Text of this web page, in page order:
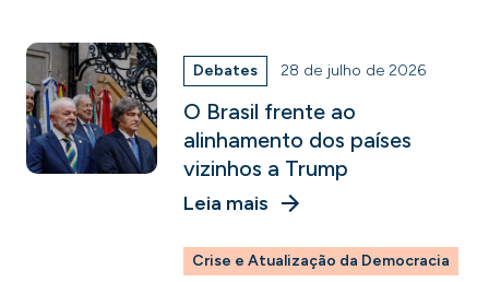
Debates 28 de julho de 2026
O Brasil frente ao
alinhamento dos países
vizinhos a Trump
Leia mais
Crise e Atualização da Democracia